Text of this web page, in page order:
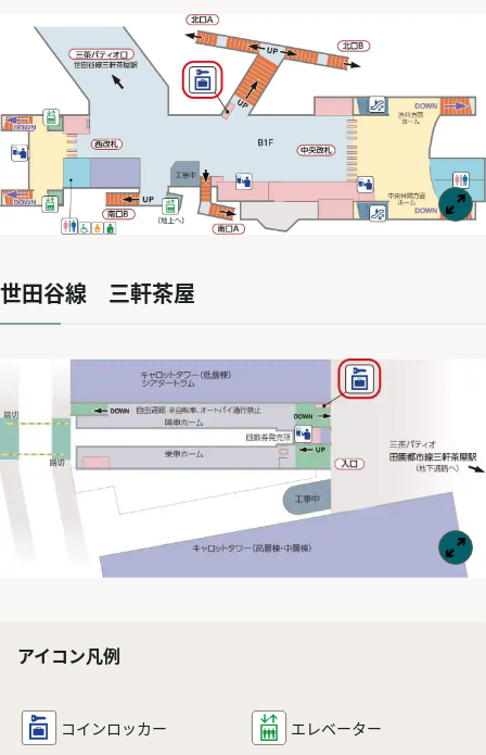
世田谷線 三軒茶屋
アイコン凡例
コインロッカー エレベーター